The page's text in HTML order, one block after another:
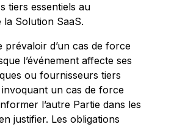
tiers essentiels au
Solution SaaS.
prévaloir d’un cas de force
l’événement affecte ses
ou fournisseurs tiers
un cas de force
l’autre Partie dans les
justifier. Les obligations